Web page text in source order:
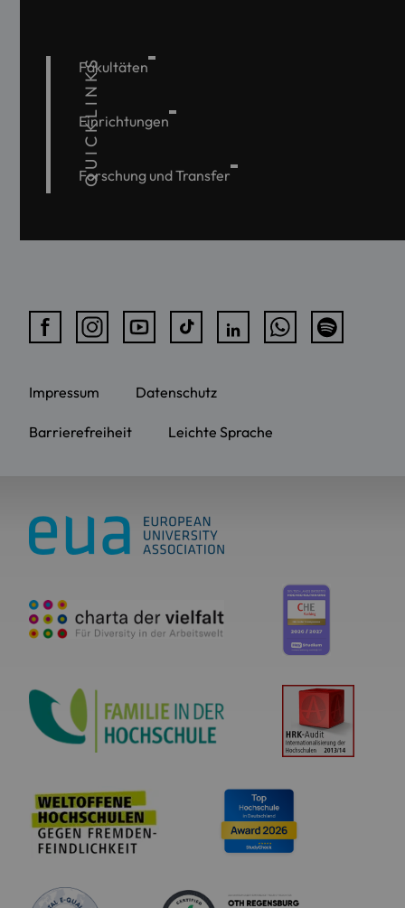
QUICKLINKS
Fakultäten
Einrichtungen
Forschung und Transfer
Impressum Datenschutz
Barrierefreiheit Leichte Sprache